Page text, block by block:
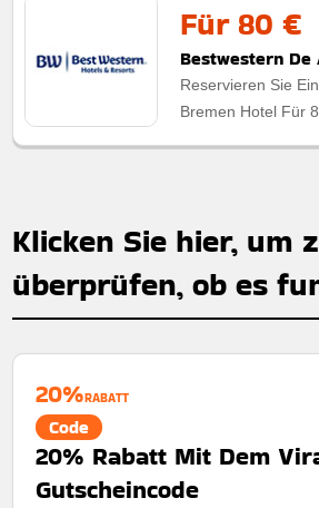
Für 80 €
Bestwestern De
Reservieren Sie
Bremen Hotel Für
Klicken Sie hier, um
überprüfen, ob es
20%RABATT
Code
20% Rabatt Mit Dem
Gutscheincode